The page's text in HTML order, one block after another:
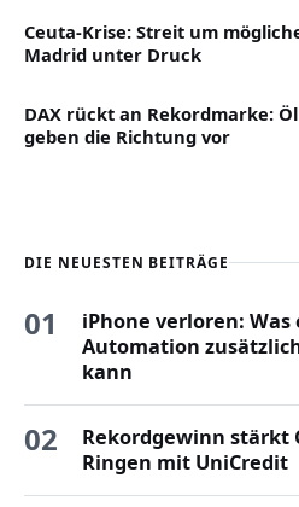
Ceuta-Krise: Streit um
Madrid unter Druck
DAX rückt an Rekordmarke:
geben die Richtung vor
DIE NEUESTEN BEITRÄGE
01
iPhone verloren:
Automation
kann
02
Rekordgewinn stärkt
Ringen mit UniCredit